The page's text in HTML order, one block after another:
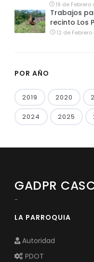
19 de
Trabajos
recinto Los
12 de
POR AÑO
2019 2020
2024 2025
GADPR
-
LA PARROQUIA
Autoridad
PDOT